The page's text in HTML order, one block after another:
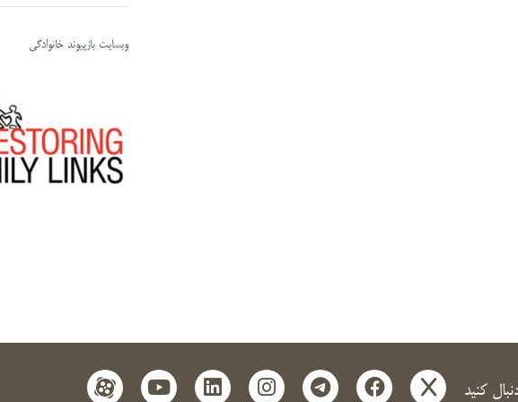
وبسایت بازپیوند خانوادگی
کنید x
facebook
telegram
instagram
linkedin
youtube
aparat